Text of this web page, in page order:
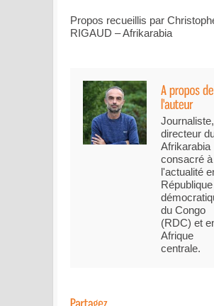
Propos recueillis par
RIGAUD – Afrikarabia
Journaliste,
directeur
Afrikarabia
consacré à
l'actualité
République
du Congo
(RDC) et
Afrique
centrale.